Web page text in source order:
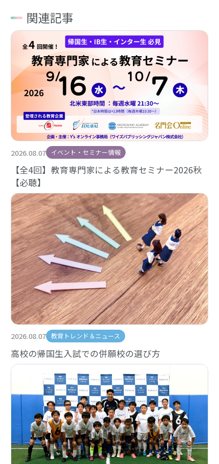
関連記事
2026.08.07 イベント・セミナー情報
【全4回】教育専門家による教育セミナー2026秋
【必聴】
2026.08.07 教育トレンド＆ニュース
高校の帰国生入試での併願校の選び方